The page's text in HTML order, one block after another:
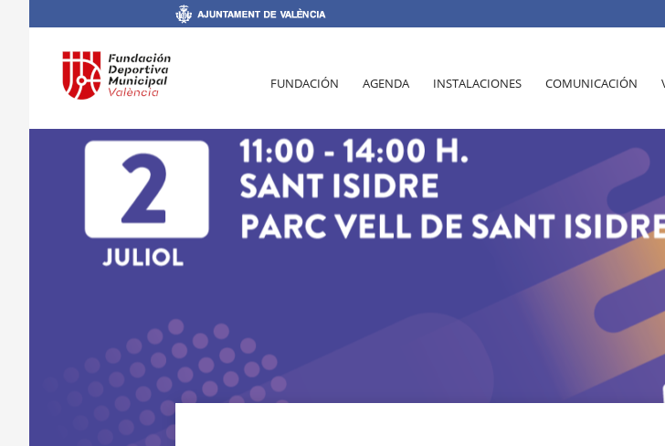
FUNDACIÓN AGENDA INSTALACIONES COMUNICACIÓN